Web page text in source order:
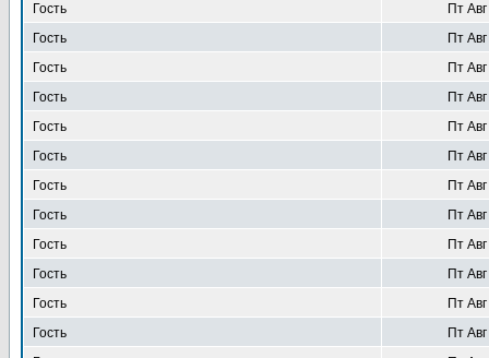
Гость
Пт
Гость
Пт
Гость
Пт
Гость
Пт
Гость
Пт
Гость
Пт
Гость
Пт
Гость
Пт
Гость
Пт
Гость
Пт
Гость
Пт
Гость
Пт